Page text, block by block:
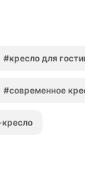
#кресло для
#современное